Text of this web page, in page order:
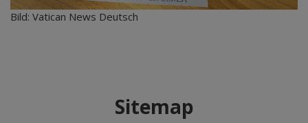
Bild: Vatican News Deutsch
Sitemap